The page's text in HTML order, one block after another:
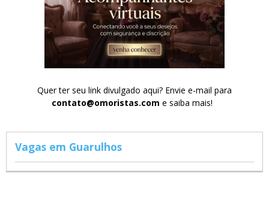
Quer ter seu link divulgado aqui? Envie e-mail para
contato@omoristas.com e saiba mais!
Vagas em Guarulhos